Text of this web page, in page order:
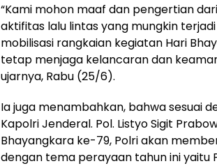
“Kami mohon maaf dan pengertian
aktifitas lalu lintas yang mungkin
mobilisasi rangkaian kegiatan Hari
tetap menjaga kelancaran dan
ujarnya, Rabu (25/6).
Ia juga menambahkan, bahwa sesuai
Kapolri Jenderal. Pol. Listyo Sigit
Bhayangkara ke-79, Polri akan
dengan tema perayaan tahun ini yaitu